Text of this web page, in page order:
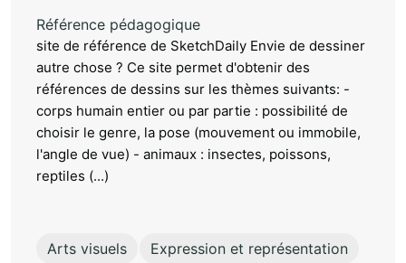
Référence pédagogique
site de référence de SketchDaily Envie de dessiner
autre chose ? Ce site permet d'obtenir des
références de dessins sur les thèmes suivants: -
corps humain entier ou par partie : possibilité de
choisir le genre, la pose (mouvement ou immobile,
l'angle de vue) - animaux : insectes, poissons,
reptiles (...)
Arts visuels
Expression et représentation